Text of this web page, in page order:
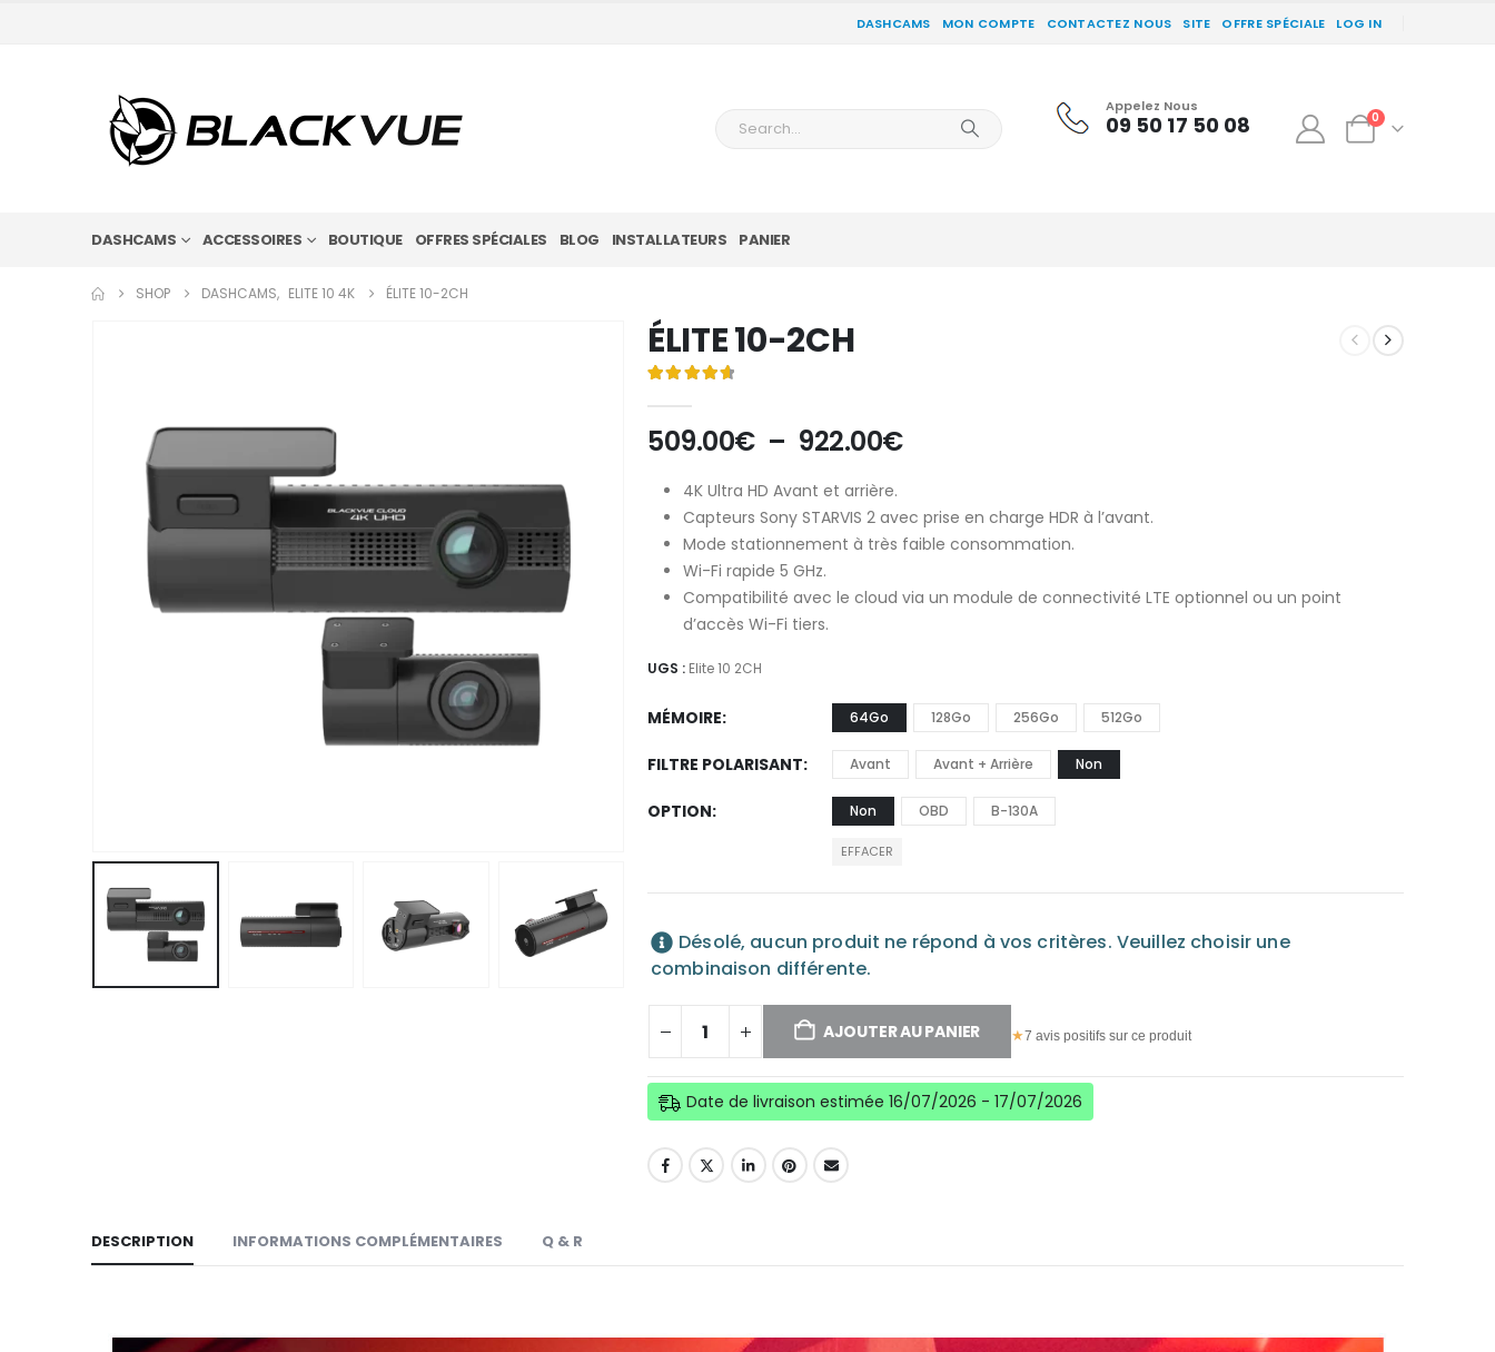
DASHCAMS MON COMPTE CONTACTEZ NOUS SITE OFFRE SPÉCIALE LOG IN
Appelez Nous
09 50 17 50 08 0
DASHCAMS ACCESSOIRES BOUTIQUE OFFRES SPÉCIALES BLOG INSTALLATEURS PANIER
SHOP DASHCAMS, ELITE 10 4K ÉLITE 10-2CH
ÉLITE 10-2CH
509.00€ – 922.00€Plage
509.00€
à
4K Ultra HD Avant et arrière.
Capteurs Sony STARVIS 2 avec prise en charge HDR à l’avant.
Mode stationnement à très faible consommation.
Wi-Fi rapide 5 GHz.
Compatibilité avec le cloud via un module de connectivité LTE optionnel ou un point
d’accès Wi-Fi tiers.
UGS : Elite 10 2CH
MÉMOIRE 64Go 128Go 256Go 512Go
FILTRE POLARISANT Avant Avant + Arrière Non
OPTION Non OBD B-130A
EFFACER
Désolé, aucun produit ne répond à vos critères. Veuillez choisir une
combinaison différente.
AJOUTER AU PANIER ★7 avis positifs sur ce produit
Date de livraison estimée 16/07/2026 - 17/07/2026
DESCRIPTION INFORMATIONS COMPLÉMENTAIRES Q & R